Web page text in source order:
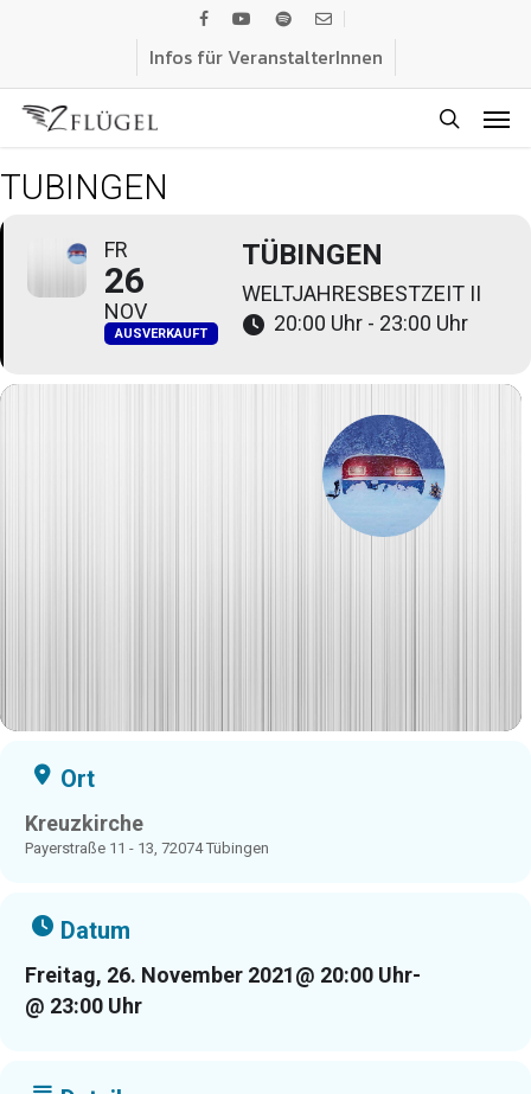
content
facebook
youtubespotifyemail
Infos für VeranstalterInnen
TÜBINGEN
FR
26
NOV
AUSVERKAUFT
TÜBINGEN
WELTJAHRESBESTZEIT II
20:00 Uhr - 23:00 Uhr
Ort
Kreuzkirche
Payerstraße 11 - 13, 72074 Tübingen
Datum
Freitag, 26. November 2021@ 20:00 Uhr-
@ 23:00 Uhr